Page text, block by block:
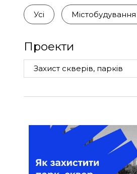
Усі Містобудування
Проекти
Захист скверів, парків